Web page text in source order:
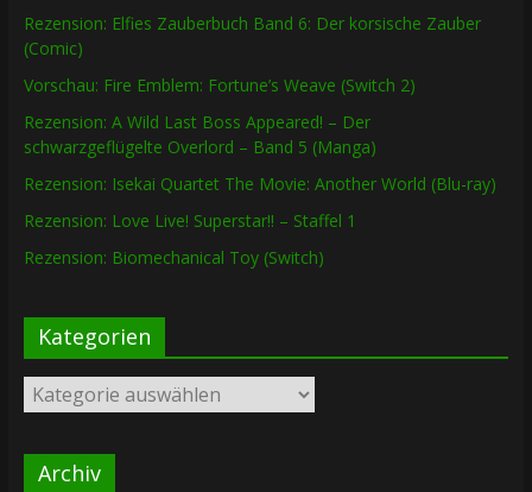
Rezension: Elfies Zauberbuch Band 6: Der korsische Zauber
(Comic)
Vorschau: Fire Emblem: Fortune’s Weave (Switch 2)
Rezension: A Wild Last Boss Appeared! – Der
schwarzgeflügelte Overlord – Band 5 (Manga)
Rezension: Isekai Quartet The Movie: Another World (Blu-ray)
Rezension: Love Live! Superstar!! – Staffel 1
Rezension: Biomechanical Toy (Switch)
Kategorien
Kategorien
Archiv